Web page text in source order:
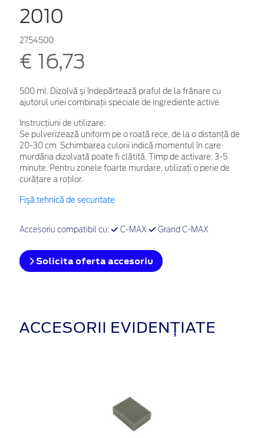
2010
2754500
€ 16,73
500 ml. Dizolvă și îndepărtează praful de la frânare cu
ajutorul unei combinații speciale de ingrediente active.
Instrucțiuni de utilizare:
Se pulverizează uniform pe o roată rece, de la o distanță de
20-30 cm. Schimbarea culorii indică momentul în care
murdăria dizolvată poate fi clătită. Timp de activare: 3-5
minute. Pentru zonele foarte murdare, utilizați o perie de
curățare a roților.
Fişă tehnică de securitate
Accesoriu compatibil cu: C-MAX Grand C-MAX
Solicita oferta accesoriu
ACCESORII EVIDENȚIATE